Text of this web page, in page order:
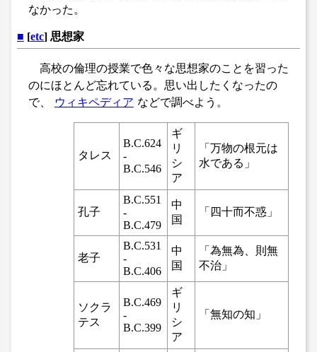
なかった。
■ [etc] 思想家
高校の倫理の授業で色々な思想家のことを習った
のにほとんど忘れている。思い出したくなったの
で、
ウィキペディア などで調べよう。
タレス
B.C.624
-
B.C.546
ギ
リ
シ
ア
「万物の根元は
水である」
孔子
B.C.551
-
B.C.479
中
国
「四十而不惑」
老子
B.C.531
-
B.C.406
中
国
「為無為、則無
不治」
ソクラ
テス
B.C.469
-
B.C.399
ギ
リ
シ
ア
「無知の知」